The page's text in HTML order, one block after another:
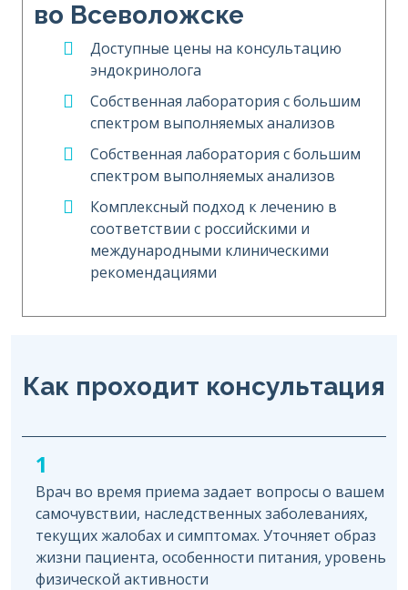
во Всеволожске
Доступные цены на консультацию
эндокринолога
Собственная лаборатория с большим
спектром выполняемых анализов
Собственная лаборатория с большим
спектром выполняемых анализов
Комплексный подход к лечению в
соответствии с российскими и
международными клиническими
рекомендациями
Как проходит консультация
1
Врач во время приема задает вопросы о вашем
самочувствии, наследственных заболеваниях,
текущих жалобах и симптомах. Уточняет образ
жизни пациента, особенности питания, уровень
физической активности